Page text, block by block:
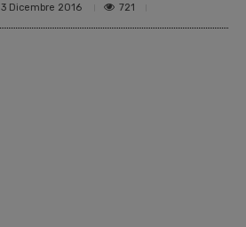
3 Dicembre 2016 721